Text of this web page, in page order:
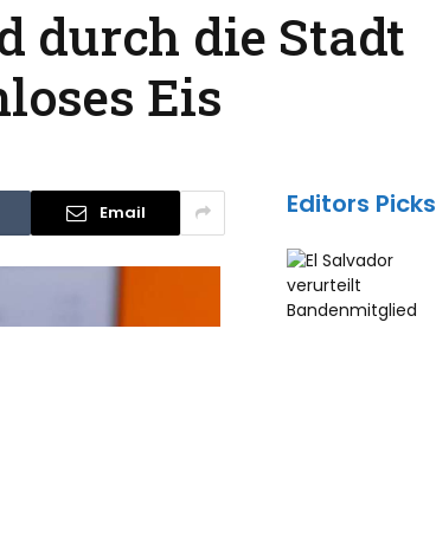
durch die Stadt
Eis
Email Editors Picks